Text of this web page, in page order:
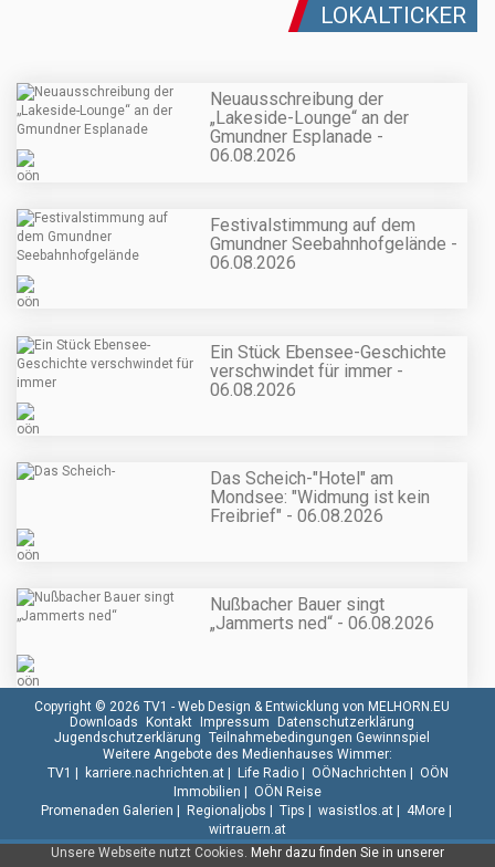
LOKALTICKER
Neuausschreibung der
„Lakeside-Lounge“ an der
Gmundner Esplanade -
06.08.2026
Festivalstimmung auf dem
Gmundner Seebahnhofgelände -
06.08.2026
Ein Stück Ebensee-Geschichte
verschwindet für immer -
06.08.2026
Das Scheich-"Hotel" am
Mondsee: "Widmung ist kein
Freibrief" - 06.08.2026
Nußbacher Bauer singt
„Jammerts ned“ - 06.08.2026
Unsere Webseite nutzt Cookies. Mehr dazu finden Sie in unserer
Copyright © 2026 TV1 - Web Design & Entwicklung von MELHORN.EU
Downloads
Kontakt Impressum
Datenschutzerklärung
Jugendschutzerklärung Teilnahmebedingungen Gewinnspiel
Weitere Angebote des Medienhauses Wimmer:
TV1
karriere.nachrichten.at| Life Radio| OÖNachrichten
OÖN
Immobilien
OÖN Reise
Promenaden Galerien
Regionaljobs Tips wasistlos.at| 4More|
wirtrauern.at